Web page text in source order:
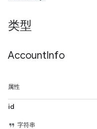
类型
AccountInfo
属性
id
字符串